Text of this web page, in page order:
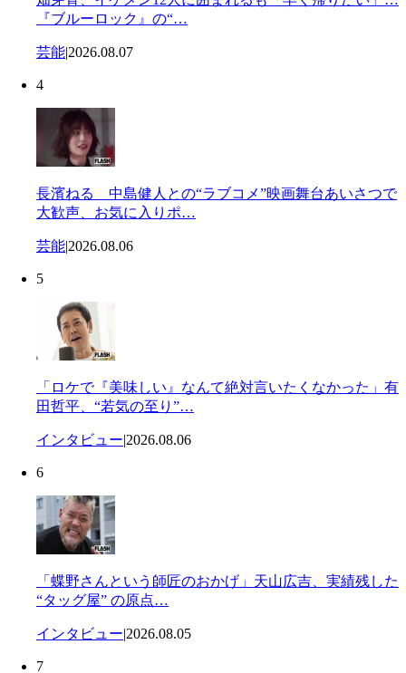
『ブルーロック』の“…
芸能|2026.08.07
4
長濱ねる 中島健人との“ラブコメ”映画舞台あいさつで
大歓声、お気に入りポ…
芸能|2026.08.06
5
「ロケで『美味しい』なんて絶対言いたくなかった」有
田哲平、“若気の至り”…
インタビュー|2026.08.06
6
「蝶野さんという師匠のおかげ」天山広吉、実績残した
“タッグ屋” の原点…
インタビュー|2026.08.05
7